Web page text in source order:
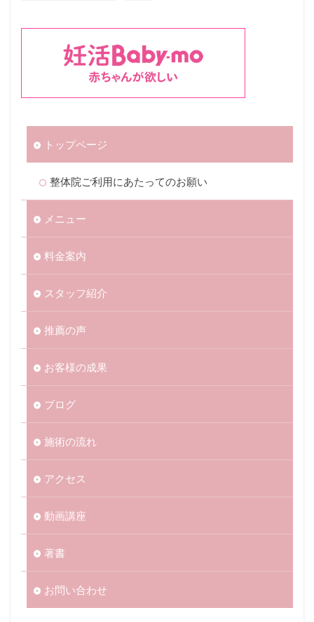
トップページ
整体院ご利用にあたってのお願い
メニュー
料金案内
スタッフ紹介
推薦の声
お客様の成果
ブログ
施術の流れ
アクセス
動画講座
著書
お問い合わせ